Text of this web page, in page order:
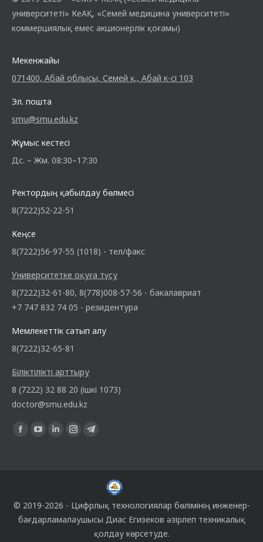
университеті» КеАҚ, «Семей медицина университеті»
коммерциялық емес акционерлік қоғамы)
Мекенжайы
071400, Абай облысы, Семей қ., Абай к-сі 103
Эл. пошта
smu@smu.edu.kz
Жұмыс кестесі
Дс. – Жм. 08:30–17:30
Ректордың қабылдау бөлмесі
8(7222)52-22-51
Кеңсе
8(7222)56-97-55 (1018) - тел/факс
Университетке оқуға түсу
8(7222)32-61-80, 8(778)008-57-56 - бакалавриат
+7 747 832 74 05 - резидентура
Мемлекеттік сатып алу
8(7222)32-65-81
Біліктілікті арттыру
8 (7222) 32 88 20 (ішкі 1073)
doctor@smu.edu.kz
Find us on:
© 2019-2026 - Цифрлық технологиялар бөлімініңинженер-
бағдарламалаушысы Диас Егизеков әзірлеп техникалық
қолдау көрсетуде.